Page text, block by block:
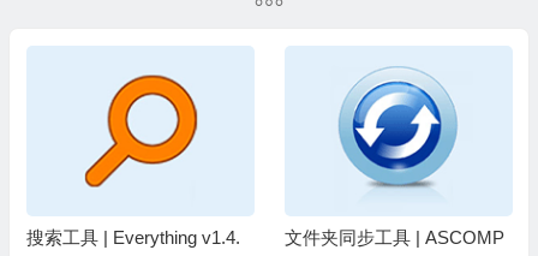
搜索工具 | Everything v1.4.
文件夹同步工具 | ASCOMP